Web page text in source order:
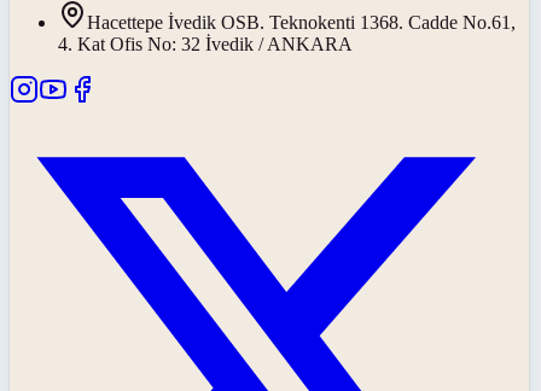
Hacettepe İvedik OSB. Teknokenti 1368. Cadde No.61,
4. Kat Ofis No: 32 İvedik / ANKARA